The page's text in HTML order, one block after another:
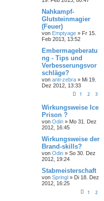
Nahkampf-
Glutsteinmagier
(Feuer)
von Emptyage » Fr 15.
Feb 2013, 13:52
Embermageberatu
ng - Tips und
Verbesserungsvor
schläge?
von anti-zebra » Mi 19.
Dez 2012, 13:33
1 2 3
Wirkungsweise Ice
Prison ?
von Odin » Mo 31. Dez
2012, 16:45
Wirkungsweise der
Brand-skills?
von Odin » So 30. Dez
2012, 19:24
Stabmeisterschaft
von Springl » Di 18. Dez
2012, 16:25
1 2